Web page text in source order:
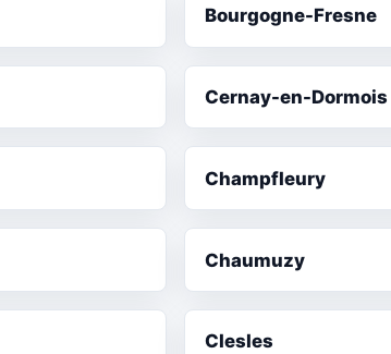
Bourgogne-Fresne
Cernay-en-Dormois
Champfleury
Chaumuzy
Clesles